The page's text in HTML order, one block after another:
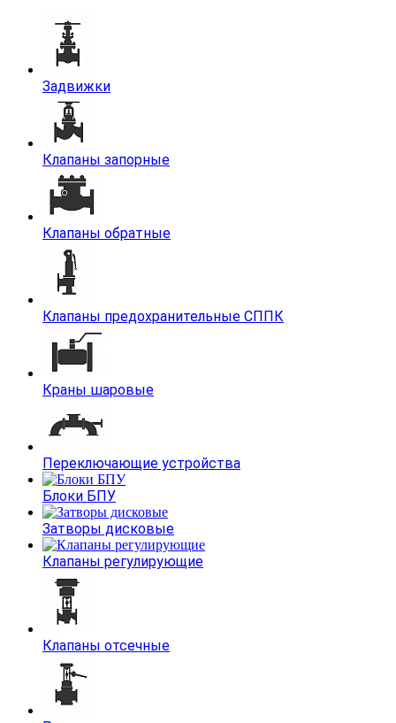
Задвижки
Клапаны запорные
Клапаны обратные
Клапаны предохранительные СППК
Краны шаровые
Переключающие устройства
Блоки БПУ
Затворы дисковые
Клапаны регулирующие
Клапаны отсечные